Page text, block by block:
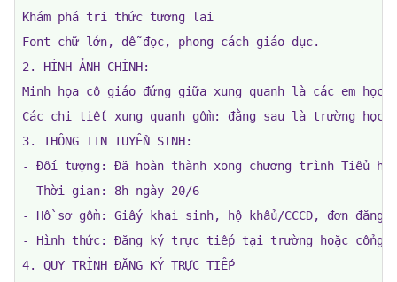
Khám phá tri thức tương lai
Font chữ lớn, dễ đọc, phong cách giáo dục.
2. HÌNH ẢNH CHÍNH:
Minh họa cô giáo đứng giữa xung quanh là các em học
Các chi tiết xung quanh gồm: đằng sau là trường
3. THÔNG TIN TUYỂN SINH:
- Đối tượng: Đã hoàn thành xong chương trình Tiểu học
- Thời gian: 8h ngày 20/6
- Hồ sơ gồm: Giấy khai sinh, hộ khẩu/CCCD, đơn đăng
- Hình thức: Đăng ký trực tiếp tại trường hoặc cổng
4. QUY TRÌNH ĐĂNG KÝ TRỰC TIẾP